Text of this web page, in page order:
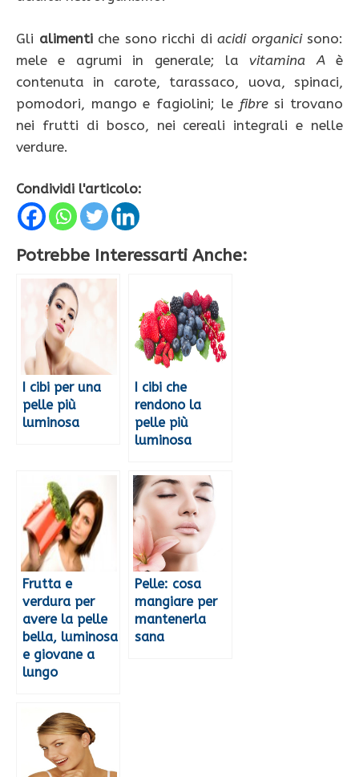
Gli alimentiche sono ricchi di acidi organicisono:
mele e agrumi in generale; lavitamina A è
contenuta in carote, tarassaco, uova, spinaci,
pomodori, mango e fagiolini; le fibresi trovano
nei frutti di bosco, nei cereali integrali e nelle
verdure.
Condividi l'articolo:
Potrebbe Interessarti Anche:
I cibi per una
pelle più
luminosa
I cibi che
rendono la
pelle più
luminosa
Frutta e
verdura per
avere la pelle
bella, luminosa
e giovane a
lungo
Pelle: cosa
mangiare per
mantenerla
sana